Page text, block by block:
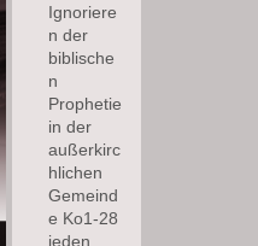
Ignoriere
n der
biblische
n
Prophetie
in der
außerkirc
hlichen
Gemeind
e Ko1-28
jeden